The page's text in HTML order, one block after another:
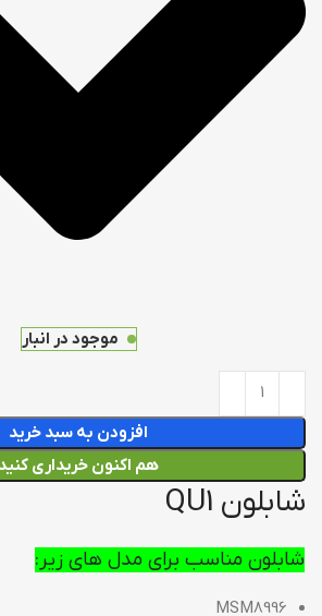
موجود در انبار
افزودن به سبد خرید
هم اکنون خریداری کنید
شابلون QU1
شابلون مناسب برای مدل های زیر:
MSM8996